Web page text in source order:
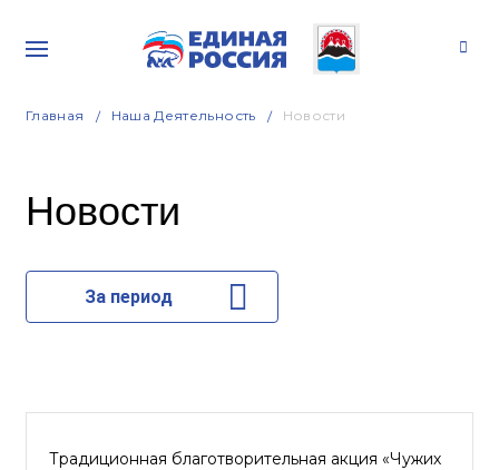
Главная Наша Деятельность Новости
Новости
За период
Традиционная благотворительная акция «Чужих